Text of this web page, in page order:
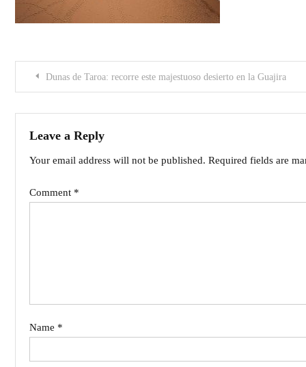
PostDunas de Taroa: recorre este majestuoso desierto en la Guajira
Leave a Reply
Your email address will not be published. Required fields are
Comment *
Name *